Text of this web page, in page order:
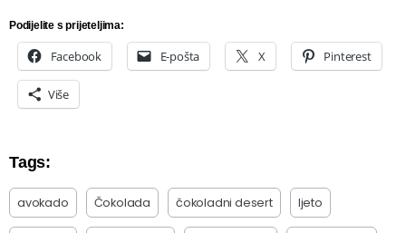
Podijelite s prijeteljima:
Facebook E-pošta X Pinterest
Više
Tags:
avokado Čokolada čokoladni desert ljeto